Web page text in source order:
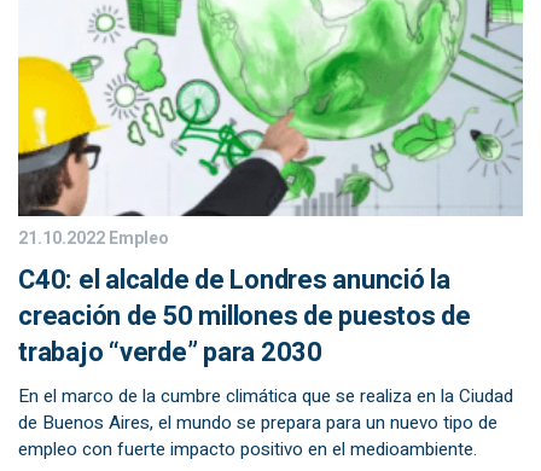
21.10.2022Empleo
C40: el alcalde de Londres anunció la
creación de 50 millones de puestos de
trabajo “verde” para 2030
En el marco de la cumbre climática que se realiza en la Ciudad
de Buenos Aires, el mundo se prepara para un nuevo tipo de
empleo con fuerte impacto positivo en el medioambiente.